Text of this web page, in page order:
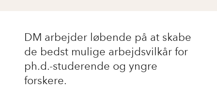
DM arbejder løbende på at skabe
de bedst mulige arbejdsvilkår for
ph.d.-studerende og yngre
forskere.